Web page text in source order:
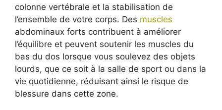
colonne vertébrale et la stabilisation de
l’ensemble de votre corps. Des muscles
abdominaux forts contribuent à améliorer
l’équilibre et peuvent soutenir les muscles du
bas du dos lorsque vous soulevez des objets
lourds, que ce soit à la salle de sport ou dans la
vie quotidienne, réduisant ainsi le risque de
blessure dans cette zone.